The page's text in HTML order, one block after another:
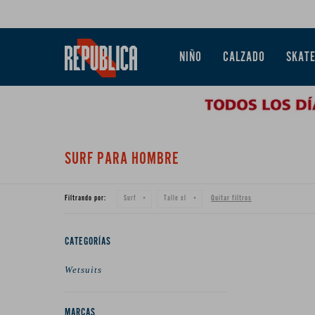
NIÑO CALZADO
SURF PARA HOMBRE
Filtrando por: Surf Talle xl Quitar filtros
CATEGORÍAS
Wetsuits